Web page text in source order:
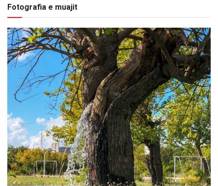
Fotografia e muajit